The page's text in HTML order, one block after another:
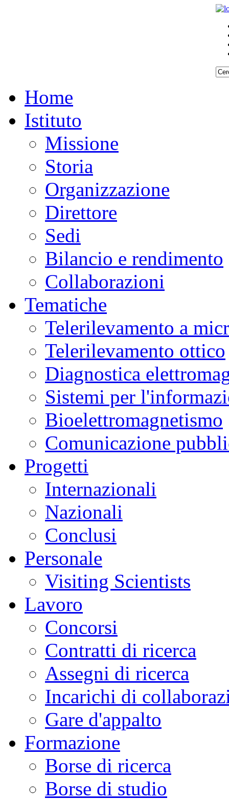
Home
Istituto
Missione
Storia
Organizzazione
Direttore
Sedi
Bilancio e rendimento
Collaborazioni
Tematiche
Telerilevamento a
Telerilevamento ottico
Diagnostica
Sistemi per
Bioelettromagnetismo
Comunicazione
Progetti
Internazionali
Nazionali
Conclusi
Personale
Visiting Scientists
Lavoro
Concorsi
Contratti di ricerca
Assegni di ricerca
Incarichi di
Gare d'appalto
Formazione
Borse di ricerca
Borse di studio